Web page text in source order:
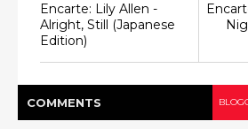
Encarte: Lily Allen -
Alright, Still (Japanese
Edition)
COMMENTS